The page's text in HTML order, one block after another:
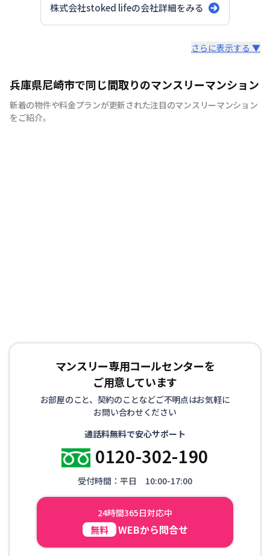
株式会社stoked lifeの会社詳細をみる
【神戸のマンスリーマンション、ウィークリーマンション
に特化】 マンスリーマンション、ウィークリーマンショ
ンといえば株式会社stoked lifeにお任せください！ 7日間
以上の中長期滞在であれば、ご利用が頂けます。当社で
さらに表示する ▼
兵庫県尼崎市で同じ間取りのマンスリーマンション
新着の物件や料金プランが更新された注目のマンスリーマンション
をご紹介。
マンスリー専用コールセンターを
ご用意しています
お部屋のこと、契約のことなどご不明点はお気軽に
お問い合わせください
通話料無料で安心サポート
0120-302-190
受付時間：平日 10:00-17:00
24時間365日対応中
無料 WEBから問合せ